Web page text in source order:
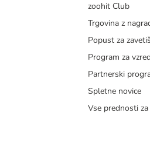
zoohit Club
Trgovina z
Popust za
Program za
Partnerski
Spletne novice
Vse prednosti za